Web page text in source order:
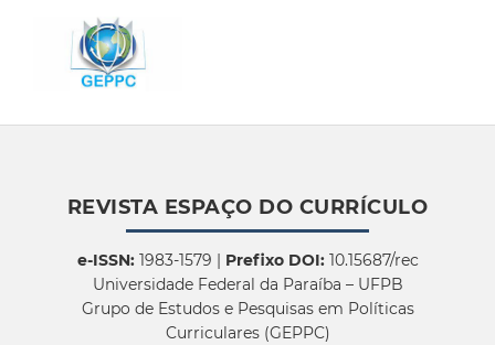
REVISTA ESPAÇO DO CURRÍCULO
e-ISSN:1983-1579 | Prefixo DOI:10.15687/rec
Universidade Federal da Paraíba – UFPB
Grupo de Estudos e Pesquisas em Políticas
Curriculares (GEPPC)